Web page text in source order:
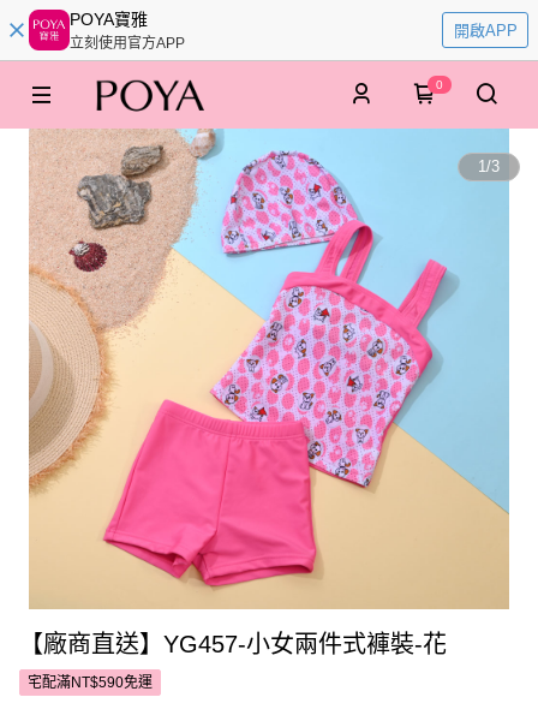
POYA寶雅
立刻使用官方APP
開啟APP
0
1/3
【廠商直送】YG457-小女兩件式褲裝-花
宅配滿NT$590免運